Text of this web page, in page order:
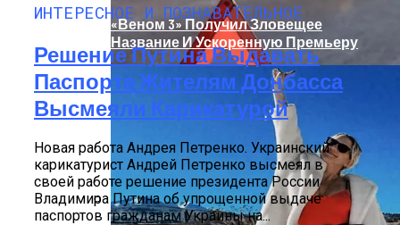
«Веном 3» Получил Зловещее
Название И Ускоренную Премьеру
ИНТЕРЕСНОЕ И ПОЗНАВАТЕЛЬНОЕ
Решение Путина Выдавать
Паспорта Жителям Донбасса
Высмеяли Карикатурой
Новая работа Андрея Петренко. Украинский
карикатурист Андрей Петренко высмеял в
своей работе решение президента России
Владимира Путина об упрощенной выдаче
паспортов гражданам Украины на...